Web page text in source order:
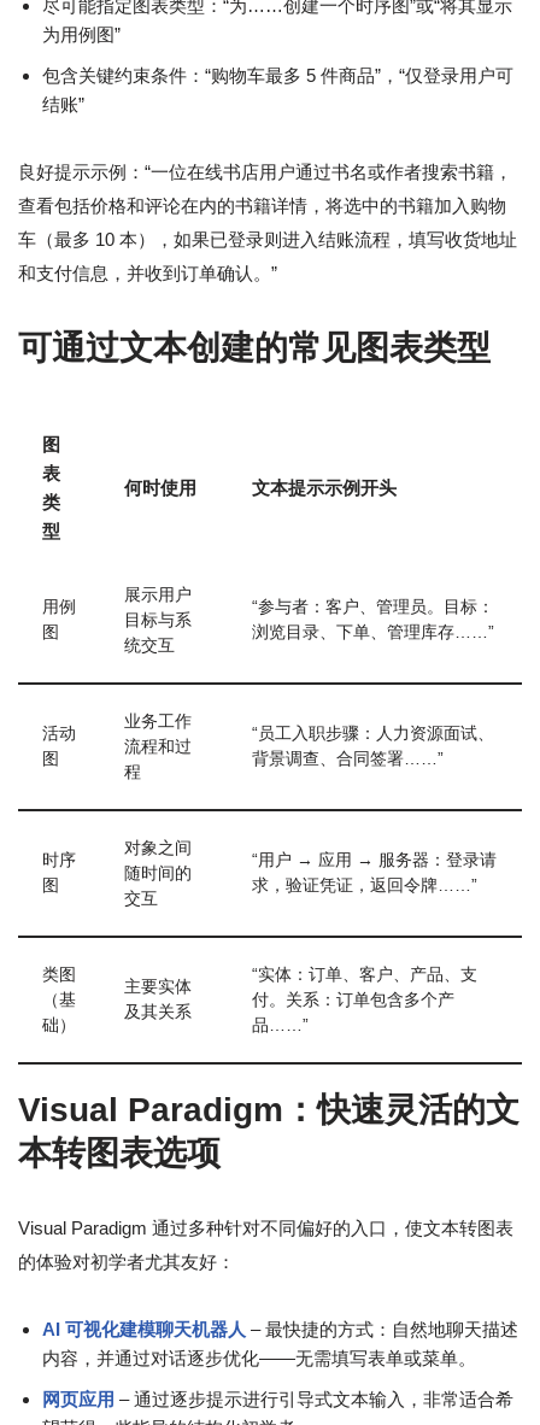
尽可能指定图表类型：“为……创建一个时序图”或“将其显示
为用例图”
包含关键约束条件：“购物车最多 5 件商品”，“仅登录用户可
结账”
良好提示示例：“一位在线书店用户通过书名或作者搜索书籍，
查看包括价格和评论在内的书籍详情，将选中的书籍加入购物
车（最多 10 本），如果已登录则进入结账流程，填写收货地址
和支付信息，并收到订单确认。”
可通过文本创建的常见图表类型
图
表
类
型
何时使用 文本提示示例开头
用例
图
展示用户
目标与系
统交互
“参与者：客户、管理员。目标：
浏览目录、下单、管理库存……”
活动
图
业务工作
流程和过
程
“员工入职步骤：人力资源面试、
背景调查、合同签署……”
时序
图
对象之间
随时间的
交互
“用户 → 应用 → 服务器：登录请
求，验证凭证，返回令牌……”
类图
（基
础）
主要实体
及其关系
“实体：订单、客户、产品、支
付。关系：订单包含多个产
品……”
Visual Paradigm：快速灵活的文
本转图表选项
Visual Paradigm 通过多种针对不同偏好的入口，使文本转图表
的体验对初学者尤其友好：
AI 可视化建模聊天机器人 – 最快捷的方式：自然地聊天描述
内容，并通过对话逐步优化——无需填写表单或菜单。
网页应用 – 通过逐步提示进行引导式文本输入，非常适合希